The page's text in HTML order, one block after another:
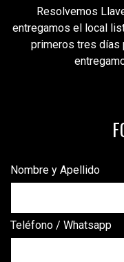
Resolvemos
entregamos el local
primeros tres días
Nombre y Apellido
Teléfono / Whatsapp